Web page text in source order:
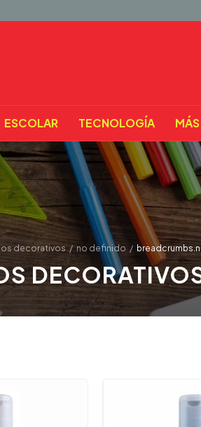
ESCOLAR TECNOLOGÍA
decorativos / no definido /